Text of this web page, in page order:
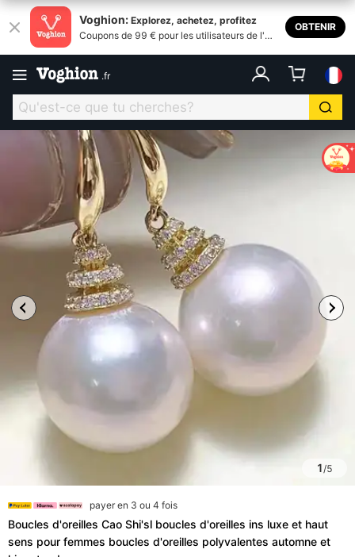
Voghion: Explorez, achetez, profitez
Coupons de 99 € pour les utilisateurs de l'ap
OBTENIR
.fr
1/5
payer en 3 ou 4 fois
Boucles d'oreilles Cao Shi'sl boucles d'oreilles ins luxe et haut
sens pour femmes boucles d'oreilles polyvalentes automne et